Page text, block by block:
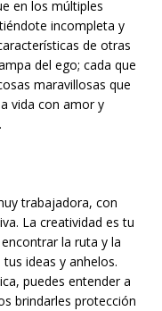
en los múltiples
incompleta y
de otras
del ego; cada que
maravillosas que
vida con amor y
trabajadora, con
La creatividad es tu
la ruta y la
ideas y anhelos.
puedes entender a
brindarles protección